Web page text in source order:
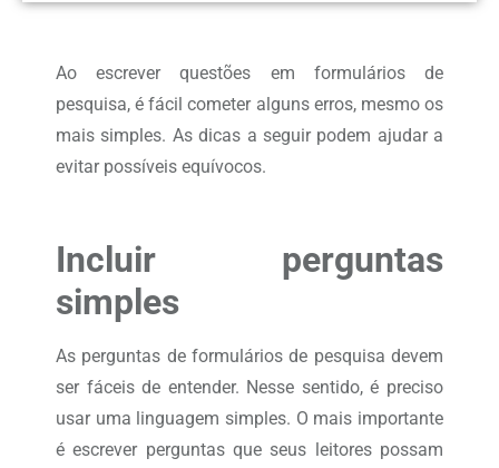
Ao escrever questões em formulários de
pesquisa, é fácil cometer alguns erros, mesmo os
mais simples. As dicas a seguir podem ajudar a
evitar possíveis equívocos.
Incluir perguntas
simples
As perguntas de formulários de pesquisa devem
ser fáceis de entender. Nesse sentido, é preciso
usar uma linguagem simples. O mais importante
é escrever perguntas que seus leitores possam